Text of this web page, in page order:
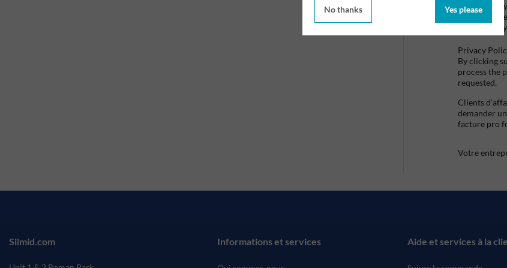
No thanks Yes please
Privacy
By clicking
process the
requested.
Clients
demander
facture pro
Votre
Informations et services Aide et services à la
Silmid.com